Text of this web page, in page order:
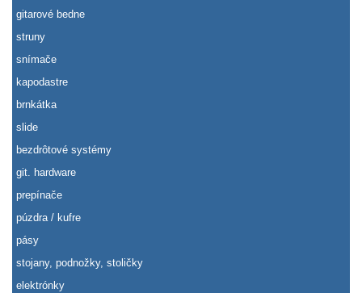
gitarové bedne
struny
snímače
kapodastre
brnkátka
slide
bezdrôtové systémy
git. hardware
prepínače
púzdra / kufre
pásy
stojany, podnožky, stoličky
elektrónky